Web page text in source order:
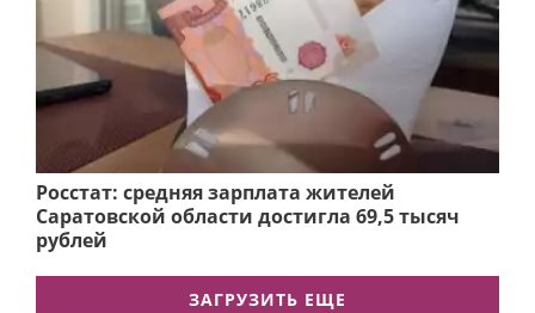
Росстат: средняя зарплата жителей
Саратовской области достигла 69,5 тысяч
рублей
ЗАГРУЗИТЬ ЕЩЕ